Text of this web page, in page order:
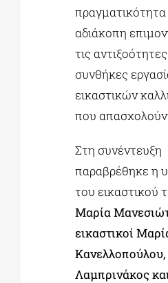
αδιάκοπη
τις
συνθήκες
εικαστικών
που
Στη συνέντευξη
παραβρέθηκε η
του εικαστικού
Μαρία
εικαστικοί
Λαμπρινάκος